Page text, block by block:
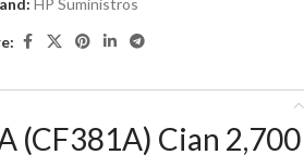
HP Suministros
(CF381A) Cian 2,700